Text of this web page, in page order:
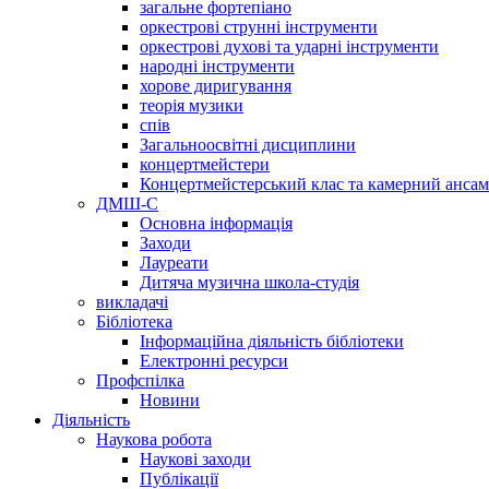
загальне фортепіано
оркестрові струнні інструменти
оркестрові духові та ударні інструменти
народні інструменти
хорове диригування
теорія музики
спів
Загальноосвітні дисциплини
концертмейстери
Концертмейстерський клас та камерний
ДМШ-С
Основна інформація
Заходи
Лауреати
Дитяча музична школа-студія
викладачі
Бібліотека
Інформаційна діяльність бібліотеки
Електронні ресурси
Профспілка
Новини
Діяльність
Наукова робота
Наукові заходи
Публікації